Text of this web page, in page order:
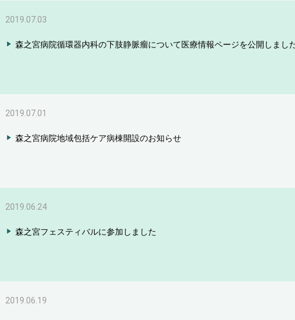
2019.07.03
森之宮病院循環器内科の下肢静脈瘤について医療情報ページを公開しまし
2019.07.01
森之宮病院地域包括ケア病棟開設のお知らせ
2019.06.24
森之宮フェスティバルに参加しました
2019.06.19